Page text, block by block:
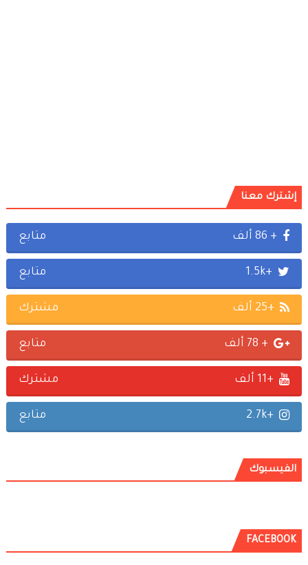
إشترك معنا
+ 86 ألف متابع
+1.5k متابع
+25 ألف مشترك
+ 78 ألف متابع
+11 ألف مشترك
+2.7k متابع
الفيسبوك
FACEBOOK